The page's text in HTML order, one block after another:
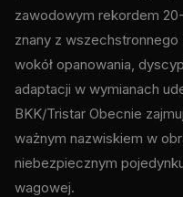
zawodowym rekordem
znany z
wokół opanowania,
adaptacji w wymianach
BKK/Tristar Obecnie
ważnym nazwiskiem w
niebezpiecznym
wagowej.